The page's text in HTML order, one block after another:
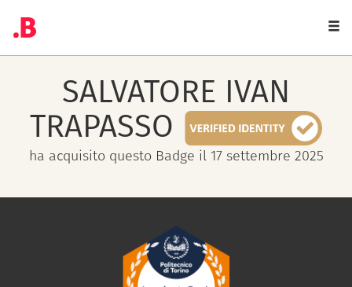
SALVATORE IVAN
TRAPASSO
ha acquisito questo Badge il 17 settembre 2025